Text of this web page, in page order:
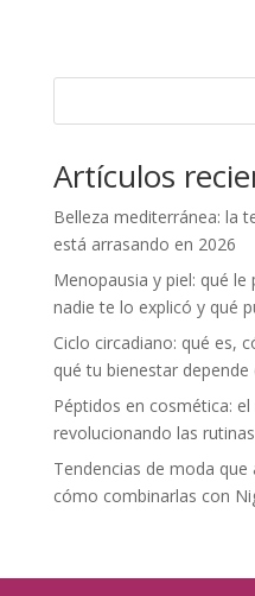
Artículos
Belleza mediterránea: la
está arrasando en 2026
Menopausia y piel: qué
nadie te lo explicó y qué
Ciclo circadiano: qué es,
qué tu bienestar depende
Péptidos en cosmética:
revolucionando las
Tendencias de moda
cómo combinarlas con